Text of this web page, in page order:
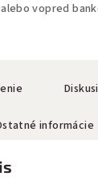
vopred
informácie